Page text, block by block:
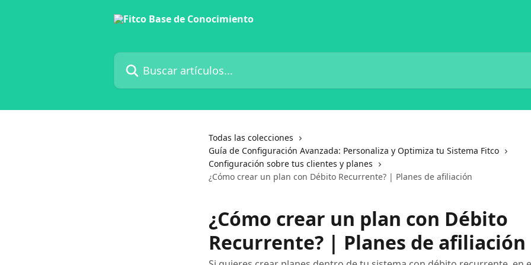
Buscar artículos...
Todas las colecciones
Guía de Configuración Avanzada: Personaliza y Optimiza tu Sistema Fitco
Configuración sobre tus clientes y planes
¿Cómo crear un plan con Débito Recurrente? | Planes de afiliación
¿Cómo crear un plan con Débito
Recurrente? | Planes de afiliación